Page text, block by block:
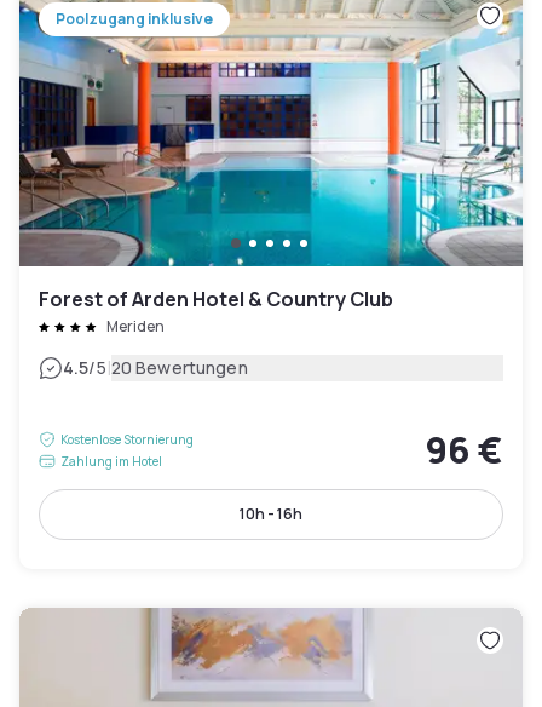
Poolzugang inklusive
Forest of Arden Hotel & Country Club
Meriden
4.5/5|20 Bewertungen
Kostenlose Stornierung
Zahlung im Hotel
96 €
10h - 16h